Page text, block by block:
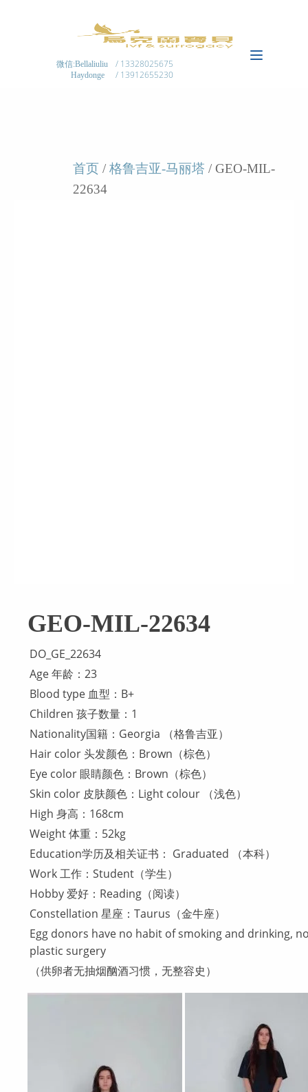
微信:Bellaliuliu
Haydonge
/ 13328025675
/ 13912655230
首页 / 格鲁吉亚-马丽塔 / GEO-MIL-
22634
GEO-MIL-22634
DO_GE_22634
Age 年龄：23
Blood type 血型：B+
Children 孩子数量：1
Nationality国籍：Georgia （格鲁吉亚）
Hair color 头发颜色：Brown（棕色）
Eye color 眼睛颜色：Brown（棕色）
Skin color 皮肤颜色：Light colour （浅色）
High 身高：168cm
Weight 体重：52kg
Education学历及相关证书： Graduated （本科）
Work 工作：Student（学生）
Hobby 爱好：Reading（阅读）
Constellation 星座：Taurus（金牛座）
Egg donors have no habit of smoking and drinking,
plastic surgery
（供卵者无抽烟酗酒习惯，无整容史）